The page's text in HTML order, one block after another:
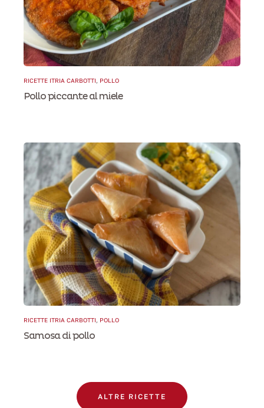
RICETTE ITRIA CARBOTTI POLLO
Pollo piccante al miele
RICETTE ITRIA CARBOTTI POLLO
Samosa di pollo
ALTRE RICETTE